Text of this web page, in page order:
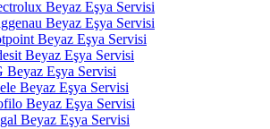
Beyaz Eşya Servisi
Beyaz Eşya Servisi
Beyaz Eşya Servisi
Beyaz Eşya Servisi
Beyaz Eşya Servisi
Beyaz Eşya Servisi
Beyaz Eşya Servisi
Beyaz Eşya Servisi